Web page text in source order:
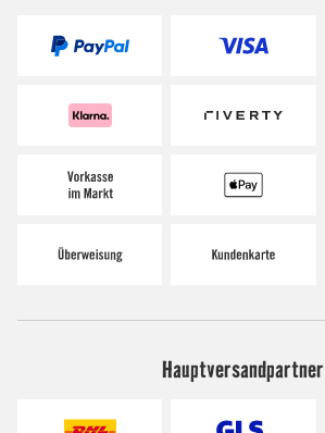
Hauptversandpartner